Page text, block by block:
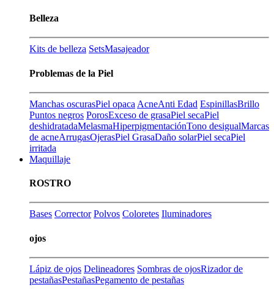
Belleza
Kits de belleza SetsMasajeador
Problemas de la Piel
Manchas oscurasPiel opaca AcneAnti Edad EspinillasBrillo
Puntos negros PorosExceso de grasaPiel secaPiel
deshidratadaMelasmaHiperpigmentaciónTono desigualMarcas
de acneArrugasOjerasPiel GrasaDaño solarPiel secaPiel
irritada
Maquillaje
ROSTRO
Bases Corrector Polvos Coloretes Iluminadores
ojos
Lápiz de ojos Delineadores Sombras de ojosRizador de
pestañasPestañasPegamento de pestañas